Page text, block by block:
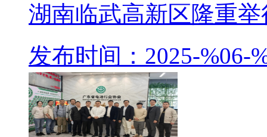
湖南临武高新区隆重举
发布时间：2025-%06-